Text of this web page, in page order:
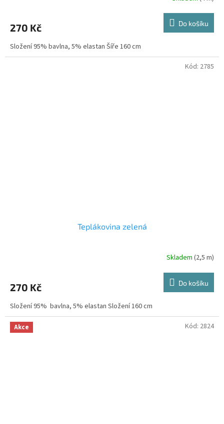
270 Kč Do košíku
Složení 95% bavlna, 5% elastan Šíře 160 cm
Teplákovina zelená
Skladem (2,5 m)
270 Kč Do košíku
Složení 95% bavlna, 5% elastan Složení 160 cm
Kód: 2785
Akce Kód: 2824